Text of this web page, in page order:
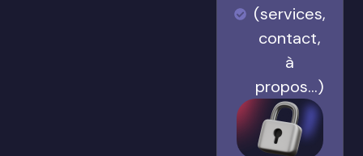
(services,
contact,
à
propos…)